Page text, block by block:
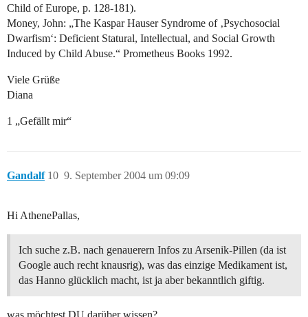
Child of Europe, p. 128-181).
Money, John: „The Kaspar Hauser Syndrome of ‚Psychosocial
Dwarfism‘: Deficient Statural, Intellectual, and Social Growth
Induced by Child Abuse.“ Prometheus Books 1992.
Viele Grüße
Diana
1 „Gefällt mir“
Gandalf 9. September 2004 um 09:09
10
Hi AthenePallas,
Ich suche z.B. nach genauerern Infos zu Arsenik-Pillen (da ist
Google auch recht knausrig), was das einzige Medikament ist,
das Hanno glücklich macht, ist ja aber bekanntlich giftig.
was möchtest DU darüber wissen?